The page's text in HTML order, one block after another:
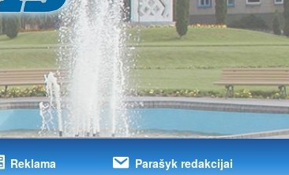
Reklama Parašyk redakcijai